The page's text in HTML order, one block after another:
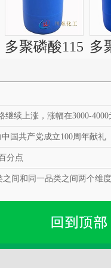
多聚磷酸115 多
续上涨，涨幅在3000-4000
国共产党成立100周年献礼
分点
间和同一品类之间两个维